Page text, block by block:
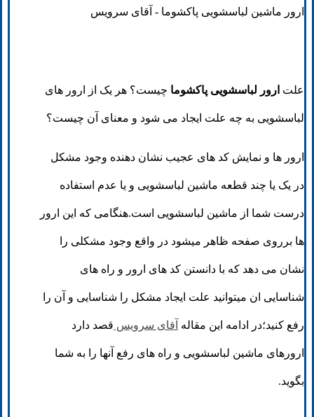
ارور ماشین لباسشویی پاکشوما - آقای سرویس
علت ارور لباسشویی پاکشوما چیست؟ هر یک از ارور های
لباسشویی به چه علت ایجاد می شود و معنای آن چیست؟
ارور ها و نمایش کد های عجیب نشان دهنده وجود مشکل
در یک یا چند قطعه ماشین لباسشویی و یا عدم استفاده
درست شما از ماشین لباسشویی است.هنگامی که این ارور
ها برروی صفحه ظاهر میشود در واقع وجود مشکلی را
نشان می دهد که با دانستن کد های ارور و راه های
شناسایی ان میتوانید علت ایجاد مشکل را شناسایی و آن را
رفع کنید؛در ادامه این مقاله آقای سرویس قصد دارد
ارورهای ماشین لباسشویی و راه های رفع آنها را به شما
بگوید.